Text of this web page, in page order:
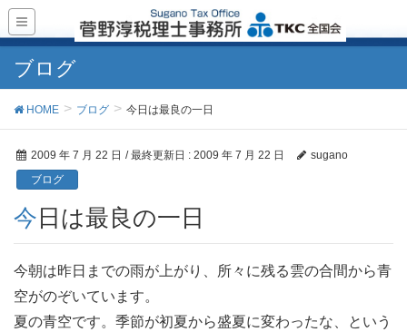
ブログ
HOME ブログ 今日は最良の一日
2009 年 7 月 22 日 / 最終更新日 : 2009 年 7 月 22 日
sugano
ブログ
今日は最良の一日
今朝は昨日までの雨が上がり、所々に残る雲の合間から青
空がのぞいています。
夏の青空です。季節が初夏から盛夏に変わったな、という